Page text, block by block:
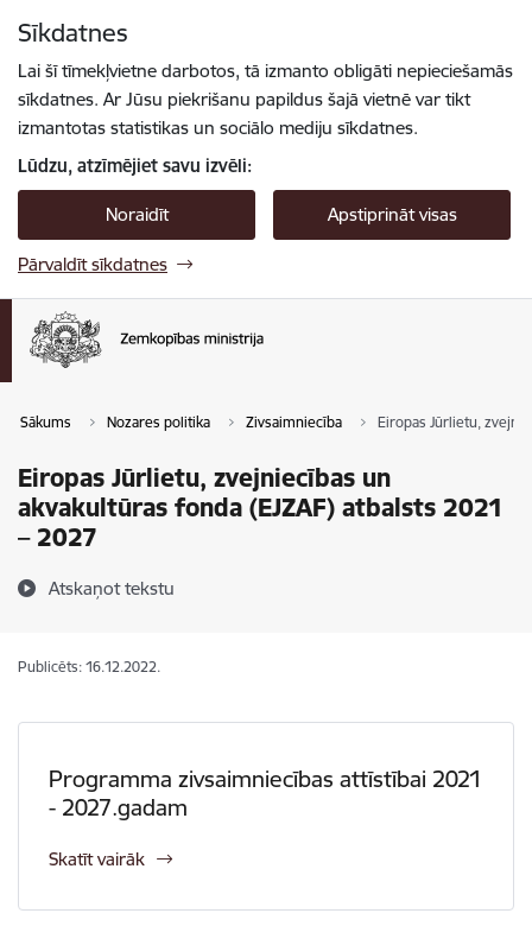
Sīkdatnes
Lai šī tīmekļvietne darbotos, tā izmanto obligāti nepieciešamās
sīkdatnes. Ar Jūsu piekrišanu papildus šajā vietnē var tikt
izmantotas statistikas un sociālo mediju sīkdatnes.
Lūdzu, atzīmējiet savu izvēli:
Noraidīt Apstiprināt visas
Pārvaldīt sīkdatnes
Sākums Nozares politika Zivsaimniecība Eiropas Jūrlietu,
Eiropas Jūrlietu, zvejniecības un
akvakultūras fonda (EJZAF) atbalsts 2021
– 2027
Atskaņot tekstu
Publicēts: 16.12.2022.
Programma zivsaimniecības attīstībai 2021
- 2027.gadam
Skatīt vairāk